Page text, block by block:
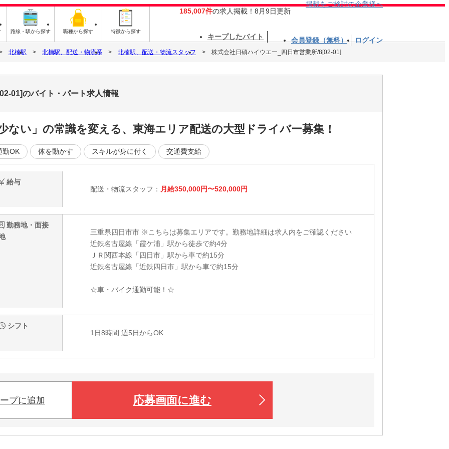
路線・駅から探す 職種から探す 特徴から探す
185,007件の求人掲載！8月9日更新
掲載をご検討の企業様へ
キープしたバイト 会員登録（無料） ログイン
北楠駅 北楠駅、配送・物流系 北楠駅、配送・物流スタッフ 株式会社日硝ハイウエー_四日市営業所/8[02-01]
01]のバイト・パート求人情報
ない」の常識を変える、東海エリア配送の大型ドライバー募集！
勤OK 体を動かす スキルが身に付く 交通費支給
給与
配送・物流スタッフ： 月給350,000円〜520,000円
勤務地・面接
三重県四日市市 ※こちらは募集エリアです。勤務地詳細は求人内をご確認ください
近鉄名古屋線「霞ケ浦」駅から徒歩で約4分
ＪＲ関西本線「四日市」駅から車で約15分
近鉄名古屋線「近鉄四日市」駅から車で約15分
☆車・バイク通勤可能！☆
シフト
1日8時間 週5日からOK
プに追加 応募画面に進む